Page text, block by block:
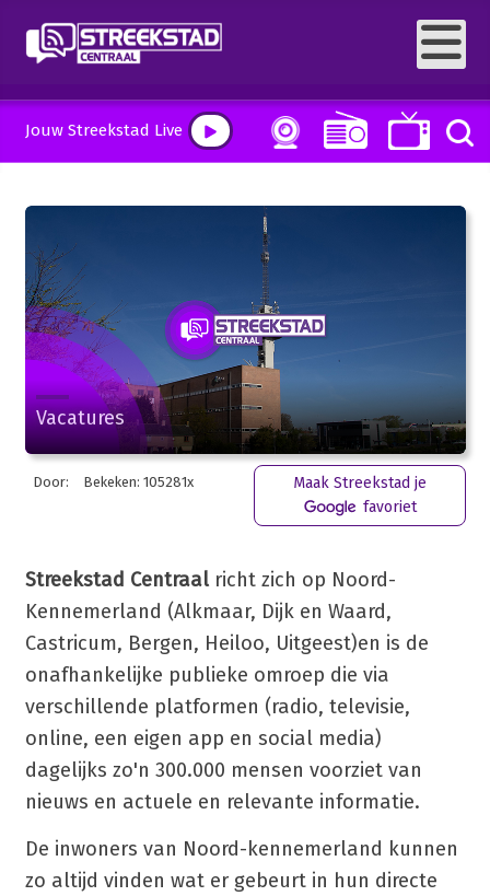
Jouw Streekstad Live
Vacatures
Door: Bekeken: 105281x
Maak Streekstad je
favoriet
Streekstad Centraalricht zich op Noord-
Kennemerland (Alkmaar, Dijk en Waard,
Castricum, Bergen, Heiloo, Uitgeest)en is de
onafhankelijke publieke omroep die via
verschillende platformen (radio, televisie,
online, een eigen app en social media)
dagelijks zo'n 300.000 mensen voorziet van
nieuws en actuele en relevante informatie.
De inwoners van Noord-kennemerland kunnen
zo altijd vinden wat er gebeurt in hun directe